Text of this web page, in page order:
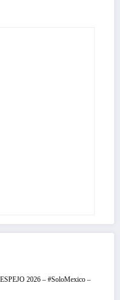
2026 – #SoloMexico –